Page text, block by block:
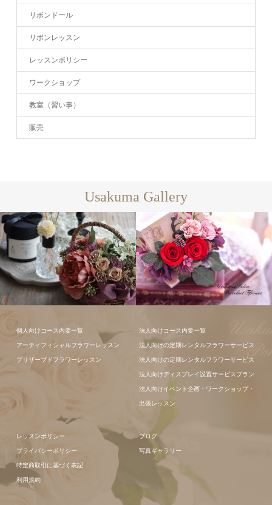
リボンドール
リボンレッスン
レッスンポリシー
ワークショップ
教室（習い事）
販売
Usakuma Gallery
ンジメント
ンジメント
個人向けコース内要一覧
アーティフィシャルフラワーレッスン
プリザーブドフラワーレッスン
法人向けコース内要一覧
法人向けの定期レンタルフラワーサービス
法人向けの定期レンタルフラワーサービス
法人向けディスプレイ設置サービスプラン
法人向けイベント企画・ワークショップ・
出張レッスン
レッスンポリシー
プライバシーポリシー
特定商取引に基づく表記
利用規約
ブログ
写真ギャラリー